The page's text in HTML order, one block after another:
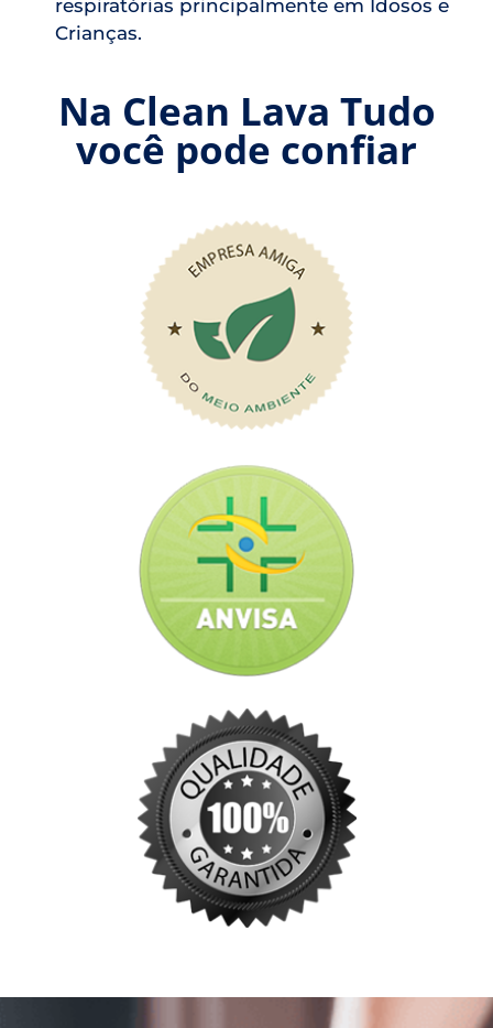
respiratórias principalmente em Idosos e
Crianças.
Na Clean Lava Tudo
você pode confiar